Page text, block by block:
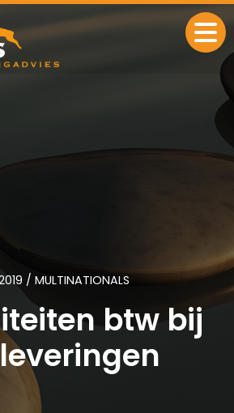
/ MULTINATIONALS
btw bij